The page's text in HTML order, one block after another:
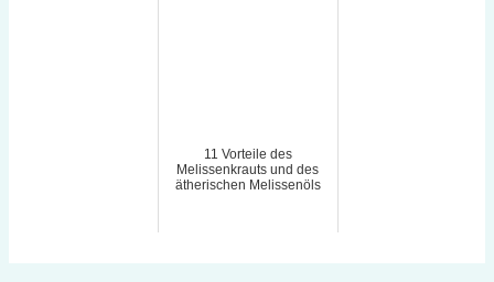
11 Vorteile des
Melissenkrauts und des
ätherischen Melissenöls